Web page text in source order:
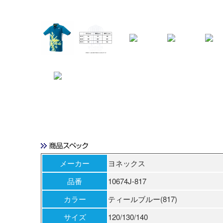
メーカー
ヨネックス
品番
10674J-817
カラー
ティールブルー(817)
サイズ
120/130/140